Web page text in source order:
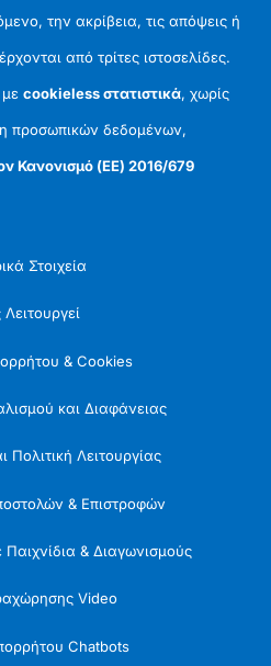
την ακρίβεια, τις απόψεις ή
από τρίτες ιστοσελίδες.
μεcookieless στατιστικά, χωρίς
προσωπικών δεδομένων,
Κανονισμό (ΕΕ) 2016/679
Στοιχεία
& Cookies
και Διαφάνειας
Πολιτική Λειτουργίας
& Επιστροφών
& Διαγωνισμούς
Video
Chatbots